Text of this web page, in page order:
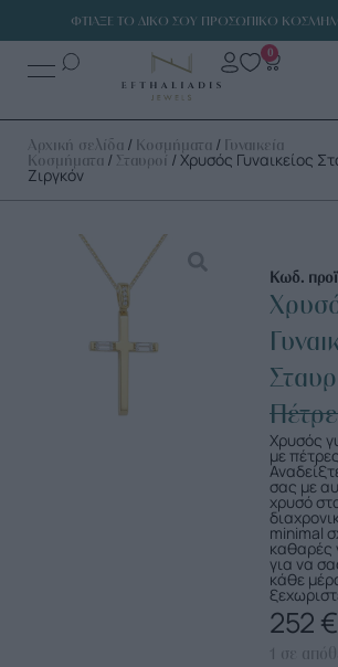
ΦΤΙΑΞΕ ΤΟ ΔΙΚΟ ΣΟΥ ΠΡΟΣΩΠΙΚΟ
0
Αρχική σελίδα / Κοσμήματα / Γυναικεία
Κοσμήματα / Σταυροί / Χρυσός Γυναικείος
Ζιργκόν
Κωδ.
Χρυσός
με
σας με
χρυσό
minimal
καθαρές
για να
κάθε
252 €
1 σε